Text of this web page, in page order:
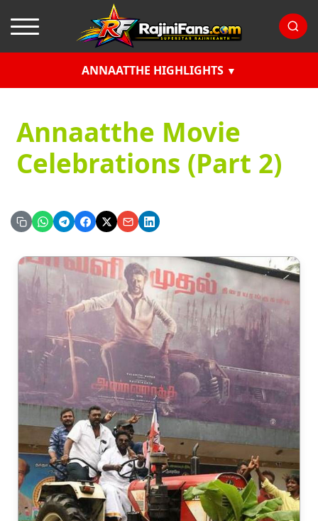
ANNAATTHE HIGHLIGHTS
Annaatthe Movie
Celebrations (Part 2)